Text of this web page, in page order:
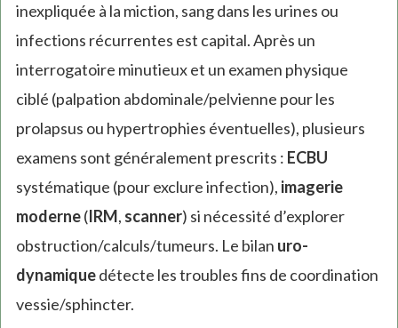
inexpliquée à la miction, sang dans les urines ou
infections récurrentes est capital. Après un
interrogatoire minutieux et un examen physique
ciblé (palpation abdominale/pelvienne pour les
prolapsus ou hypertrophies éventuelles), plusieurs
examens sont généralement prescrits : ECBU
systématique (pour exclure infection), imagerie
moderne(IRM, scanner) si nécessité d’explorer
obstruction/calculs/tumeurs. Le bilan uro-
dynamiquedétecte les troubles fins de coordination
vessie/sphincter.